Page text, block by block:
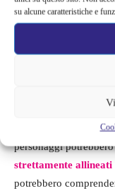
su alcune caratteristiche e
Anche se Anderson
personaggi
strettamente allineati
potrebbero